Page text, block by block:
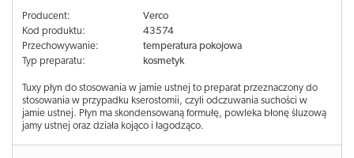
Producent:
Verco
Kod produktu:
43574
Przechowywanie:
temperatura pokojowa
Typ preparatu:
kosmetyk
Tuxy płyn do stosowania w jamie ustnej to preparat przeznaczony do
stosowania w przypadku kserostomii, czyli odczuwania suchości w
jamie ustnej. Płyn ma skondensowaną formułę, powleka błonę śluzową
jamy ustnej oraz działa kojąco i łagodząco.